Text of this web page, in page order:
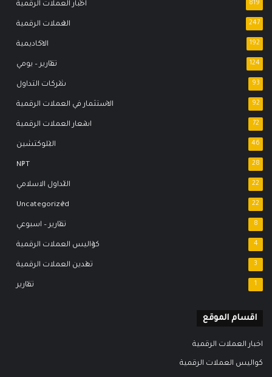
اخبار العملات الرقمية 819
العملات الرقمية 247
الاكاديمية 192
تقارير – يومي 124
شركات التداول 93
الاستثمار في العملات الرقمية 92
اسعار العملات الرقمية 72
البلوكتشين 46
NFT 28
التداول الاسلامي 22
Uncategorized 22
تقارير – اسبوعي 8
كواليس العملات الرقمية 4
تعدين العملات الرقمية 3
تقارير 1
اقسام الموقع
اخبار العملات الرقمية
كواليس العملات الرقمية